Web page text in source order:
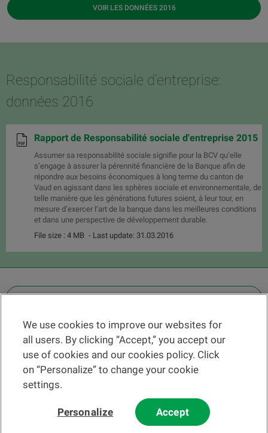
VOIR LES DONNÉES 2016
Responsabilité sociale d'entreprise:
données 2016
Rapport de Responsabilité sociale d'entreprise 2015
Assumer sa responsabilité sociale signifie pour la BCV qu’elle
s’engage à assurer la pérennité financière de la Banque afin de
répondre aux besoins économiques à long terme du canton de
Vaud en agissant dans les sphères sociale et environnementale, de
telle manière que les générations futures soient, à leur tour, en
mesure d’exercer l’art de la banque dans les meilleures conditions
et dans une perspective de développement durable.
File size : 4 MB - Last update: 31.03.2016
Find a branch
Help and contact
News
We use cookies to improve our websites for
all users. By clicking “Accept,” you accept our
use of cookies and our cookies policy. Click
on “Personalize” to change your cookie
settings.
Personalize Accept